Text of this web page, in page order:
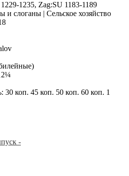
1235, Zag:SU 1183-1189
слоганы | Сельское хозяйство
30 коп. 45 коп. 50 коп. 60 коп. 1